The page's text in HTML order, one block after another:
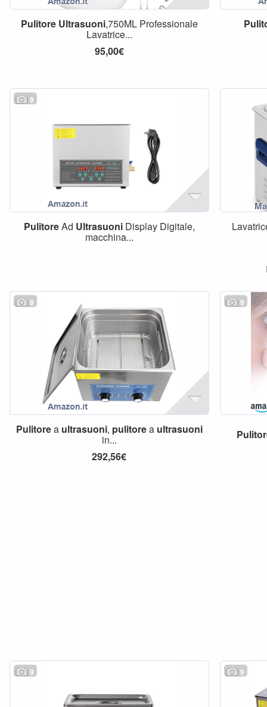
Pulitore Ultrasuoni,750ML Professionale
Lavatrice...
95,00€
9
PulitoreAd UltrasuoniDisplay Digitale,
macchina...
9
Pulitorea ultrasuoni, pulitorea ultrasuoni
in...
292,56€
9
9 9